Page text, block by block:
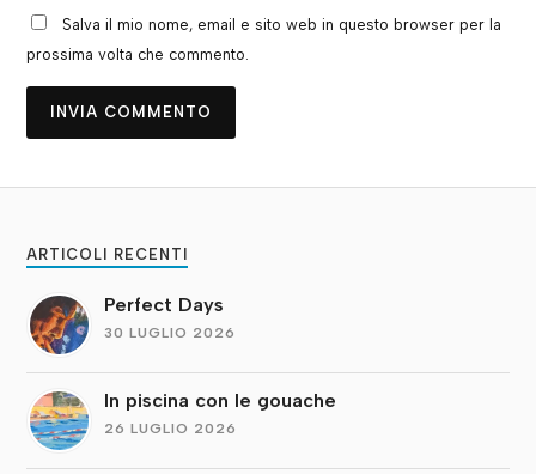
Salva il mio nome, email e sito web in questo browser per la
prossima volta che commento.
ARTICOLI RECENTI
Perfect Days
30 LUGLIO 2026
In piscina con le gouache
26 LUGLIO 2026